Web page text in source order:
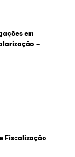
em
–
Fiscalização